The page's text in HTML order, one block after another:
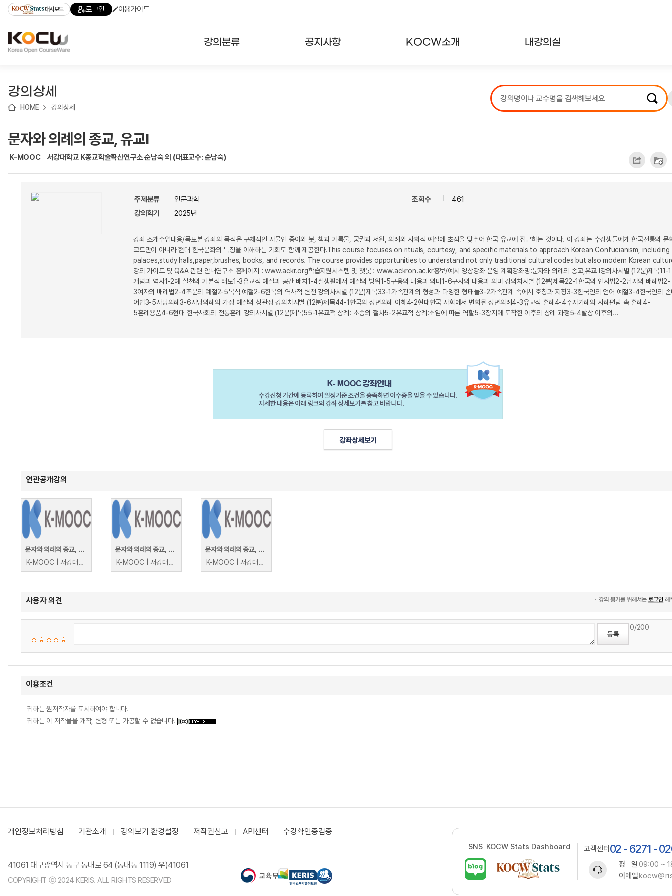
기
기
기
content)
가
대시보드 로그인 이용가이드
강의분류 공지사항 KOCW소개 내강의실
강의리스트
수강확인증강의
강의상세
HOME 강의상세
문자와 의례의 종교, 유교Ⅰ
K-MOOC 서강대학교 K종교학술확산연구소 순남숙 외 (대표교수: 순남숙)
주제분류
인문과학
강의학기
2025년
조회수 461
강좌 소개수업내용/목표본 강좌의 목적은 구체적인 사물인 종이와 붓, 책과 기록물, 궁궐과 서원, 의례와 사회적 예절에 초점을 맞추어 한국 유교에 접근하는 것이다. 이 강좌는 수강생들에게 한국전통의 문
코드만이 아니라 현대 한국문화의 특징을 이해하는 기회도 함께 제공한다.This course focuses on rituals, courtesy, and specific materials to approach Korean Confucianism, including
palaces,study halls,paper,brushes, books, and records. The course provides opportunities to understand not only traditional cultural codes but also modern Korean
강의 가이드 및 Q&A 관련 안내연구소 홈페이지 : www.ackr.org학습지원시스템 및 챗봇 : www.ackron.ac.kr홍보/예시 영상강좌 운영 계획강좌명:문자와 의례의 종교,유교 I강의차시별 (12분)제목11-
개념과 역사1-2예 실천의 기본적 태도1-3유교적 예절과 공간 배치1-4실생활에서 예절의 방위1-5구용의 내용과 의미1-6구사의 내용과 의미 강의차시별 (12분)제목22-1한국의 인사법2-2남자의 배례법2-
3여자의 배례법2-4조문의 예절2-5복식 예절2-6한복의 역사적 변천 강의차시별 (12분)제목33-1가족관계의 형성과 다양한 형태들3-2가족관계 속에서 호칭과 지칭3-3한국인의 언어 예절3-4한국인의
어법3-5사당의례3-6사당의례와 가정 예절의 상관성 강의차시별 (12분)제목44-1한국의 성년의례 이해4-2현대한국 사회에서 변화된 성년의례4-3유교적 혼례4-4주자가례와 사례편람 속 혼례4-
5혼례용품4-6현대 한국사회의 전통혼례 강의차시별 (12분)제목55-1유교적 상례: 초종의 절차5-2유교적 상례:소임에 따른 역할5-3장지에 도착한 이후의 상례 과정5-4탈상 이후의...
연관공개강의
문자와 의례의 종교, 유교 II
K-MOOC | 서강대학교 K종교학술확산연구소 안희재 외(대표교수:안희재)
문자와 의례의 종교, 유교 II
K-MOOC | 서강대학교 K종교학술확산연구소 안희재 외(대표교수:안희재)
문자와 의례의 종교, 유교Ⅰ
K-MOOC | 서강대학교 K종교학술확산연구소 순남숙 외 (대표교수: 순남숙)
사용자 의견
0/200
이용조건
귀하는 원저작자를 표시하여야 합니다.
귀하는 이 저작물을 개작, 변형 또는 가공할 수 없습니다.
개인정보처리방침 기관소개 강의보기 환경설정 저작권신고 API센터 수강확인증검증
41061 대구광역시 동구 동내로 64 (동내동 1119) 우)41061
COPYRIGHT ⓒ 2024 KERIS. ALL RIGHTS RESERVED
SNS KOCW Stats Dashboard 고객센터 02 - 6271 -
평 일09:00 ~
이메일